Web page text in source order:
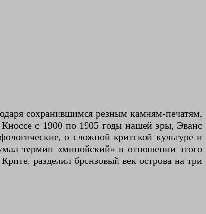
сохранившимся резным камням-печатям,
Кноссе с 1900 по 1905 годы нашей эры, Эванс
о сложной критской культуре и
термин «минойский» в отношении этого
разделил бронзовый век острова на три